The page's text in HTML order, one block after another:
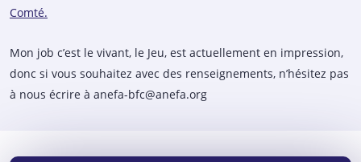
Comté.
Mon job c’est le vivant, le Jeu, est actuellement en impression,
donc si vous souhaitez avec des renseignements, n’hésitez pas
à nous écrire à anefa-bfc@anefa.org